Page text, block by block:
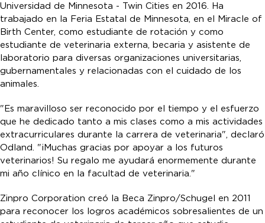
Universidad de Minnesota - Twin Cities en 2016. Ha
trabajado en la Feria Estatal de Minnesota, en el Miracle of
Birth Center, como estudiante de rotación y como
estudiante de veterinaria externa, becaria y asistente de
laboratorio para diversas organizaciones universitarias,
gubernamentales y relacionadas con el cuidado de los
animales.
"Es maravilloso ser reconocido por el tiempo y el esfuerzo
que he dedicado tanto a mis clases como a mis actividades
extracurriculares durante la carrera de veterinaria", declaró
Odland. "¡Muchas gracias por apoyar a los futuros
veterinarios! Su regalo me ayudará enormemente durante
mi año clínico en la facultad de veterinaria."
Zinpro Corporation creó la Beca Zinpro/Schugel en 2011
para reconocer los logros académicos sobresalientes de un